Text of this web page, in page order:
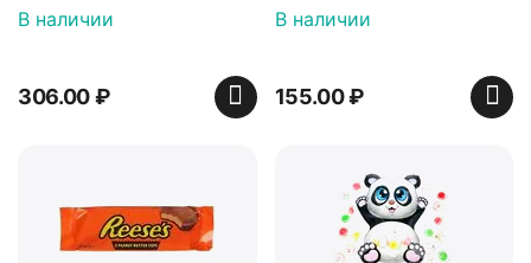
В наличии
306.00₽
мишки 100г, Германия
В наличии
155.00₽